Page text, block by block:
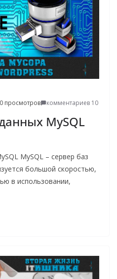
просмотров комментариев 10
MySQL
MySQL – сервер баз
большой скоростью,
в использовании,